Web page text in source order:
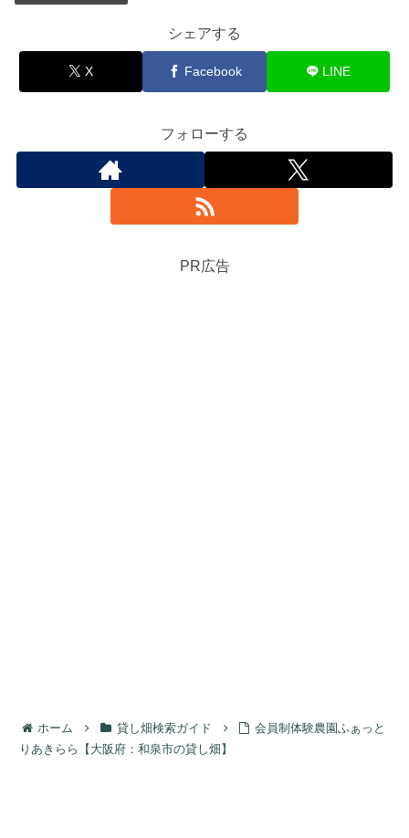
シェアする
X Facebook LINE
フォローする
PR広告
ホーム 貸し畑検索ガイド
会員制体験農園ふぁっと
りあきらら【大阪府：和泉市の貸し畑】